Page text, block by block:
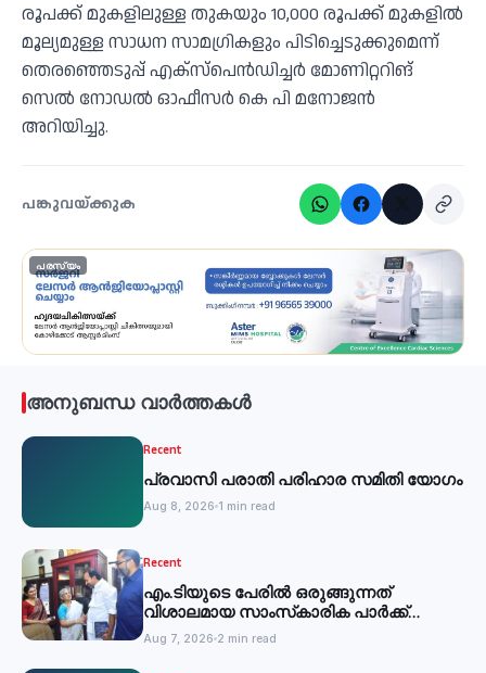
രൂപക്ക് മുകളിലുള്ള തുകയും 10,000 രൂപക്ക് മുകളിൽ
മൂല്യമുള്ള സാധന സാമഗ്രികളും പിടിച്ചെടുക്കുമെന്ന്
തെരഞ്ഞെടുപ്പ് എക്സ്പെൻഡിച്ചർ മോണിറ്ററിങ്
സെൽ നോഡൽ ഓഫീസർ കെ പി മനോജൻ
അറിയിച്ചു.
പങ്കുവയ്ക്കുക
പരസ്യം
അനുബന്ധ വാർത്തകൾ
Recent
പ്രവാസി പരാതി പരിഹാര സമിതി യോഗം
Aug 8, 2026 1 min read
Recent
എം.ടിയുടെ പേരില്‍ ഒരുങ്ങുന്നത്
വിശാലമായ സാംസ്‌കാരിക പാര്‍ക്ക്
-മന്ത്രി
Aug 7, 2026 2 min read